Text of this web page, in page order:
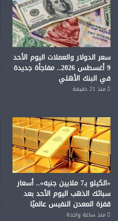
سعر الدولار والعملات اليوم الأحد
9 أغسطس 2026.. مفاجأة جديدة
في البنك الأهلي
منذ 21 دقيقة
«الكيلو بـ7 ملايين جنيه».. أسعار
سبائك الذهب اليوم الأحد بعد
قفزة المعدن النفيس عالميًا
منذ ساعة واحدة